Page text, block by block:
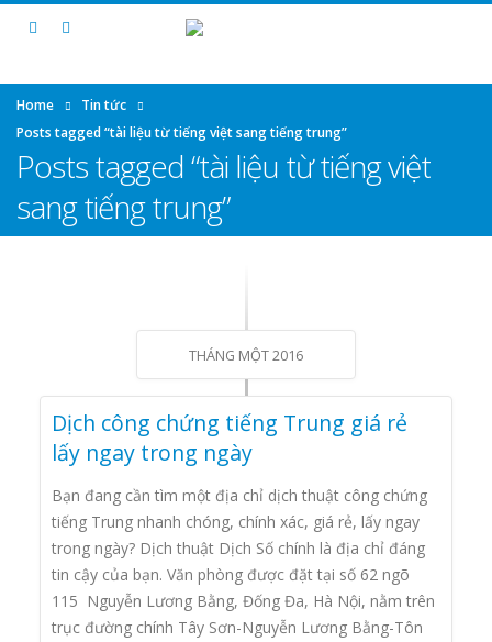
Home
Tin tức
Posts tagged “tài liệu từ tiếng việt sang tiếng trung”
Posts tagged “tài liệu từ tiếng việt
sang tiếng trung”
THÁNG MỘT 2016
Dịch công chứng tiếng Trung giá rẻ
lấy ngay trong ngày
Bạn đang cần tìm một địa chỉ dịch thuật công chứng
tiếng Trung nhanh chóng, chính xác, giá rẻ, lấy ngay
trong ngày? Dịch thuật Dịch Số chính là địa chỉ đáng
tin cậy của bạn. Văn phòng được đặt tại số 62 ngõ
115 Nguyễn Lương Bằng, Đống Đa, Hà Nội, nằm trên
trục đường chính Tây Sơn-Nguyễn Lương Bằng-Tôn